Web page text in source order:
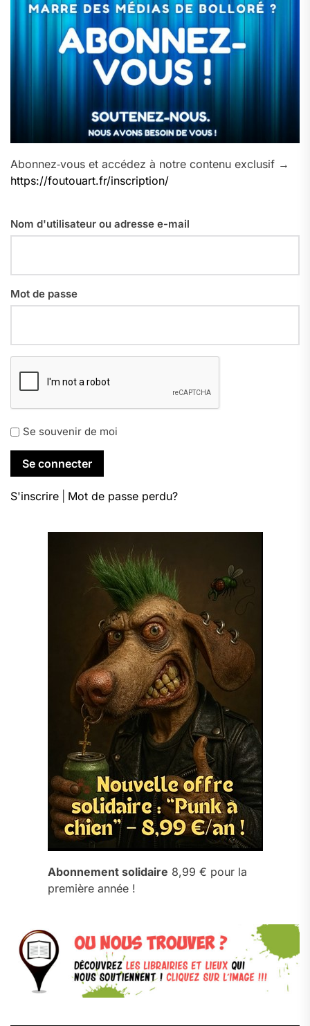
Abonnez‑vous et accédez à notre contenu exclusif →
https://foutouart.fr/inscription/
Nom d'utilisateur ou adresse e-mail
Mot de passe
Se souvenir de moi
S'inscrire Mot de passe perdu?
Abonnement solidaire 8,99 € pour la
première année !